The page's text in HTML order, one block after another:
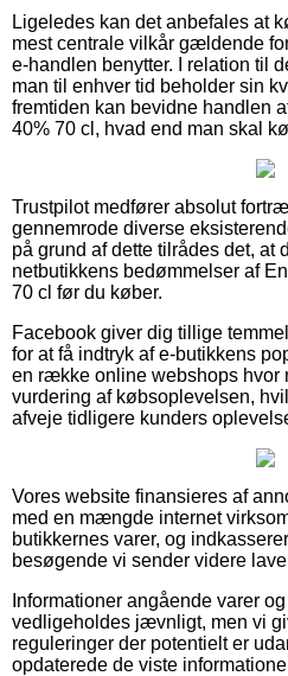
Ligeledes kan det anbefales at
mest centrale vilkår gældende
e-handlen benytter. I relation til
man til enhver tid beholder sin
fremtiden kan bevidne handlen
40% 70 cl, hvad end man skal
Trustpilot medfører absolut
gennemrode diverse
på grund af dette tilrådes det, at
netbutikkens bedømmelser af
70 cl før du køber.
Facebook giver dig tillige
for at få indtryk af e-butikkens
en række online webshops hvor
vurdering af købsoplevelsen,
afveje tidligere kunders
Vores website finansieres af
med en mængde internet
butikkernes varer, og
besøgende vi sender videre
Informationer angående varer
vedligeholdes jævnligt, men vi
reguleringer der potentielt er
opdaterede de viste